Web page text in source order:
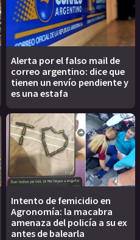
Alerta por el falso mail de
correo argentino: dice que
tienen un envío pendiente y
es una estafa
Intento de femicidio en
Agronomía: la macabra
amenaza del policía a su ex
antes de balearla